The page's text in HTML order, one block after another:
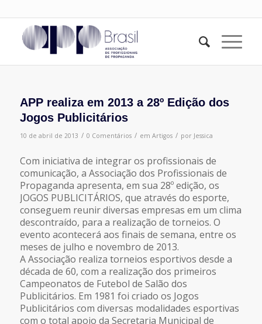
APP realiza em 2013 a 28º Edição dos
Jogos Publicitários
10 de abril de 2013 / 0 Comentários / em Artigos / por Jessica
Com iniciativa de integrar os profissionais de
comunicação, a Associação dos Profissionais de
Propaganda apresenta, em sua 28º edição, os
JOGOS PUBLICITÁRIOS, que através do esporte,
conseguem reunir diversas empresas em um clima
descontraído, para a realização de torneios. O
evento acontecerá aos finais de semana, entre os
meses de julho e novembro de 2013.
A Associação realiza torneios esportivos desde a
década de 60, com a realização dos primeiros
Campeonatos de Futebol de Salão dos
Publicitários. Em 1981 foi criado os Jogos
Publicitários com diversas modalidades esportivas
com o total apoio da Secretaria Municipal de